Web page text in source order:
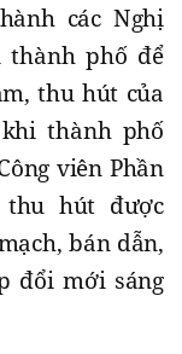
các Nghị
thành phố để
thu hút của
thành phố
viên Phần
thu hút được
bán dẫn,
đổi mới sáng